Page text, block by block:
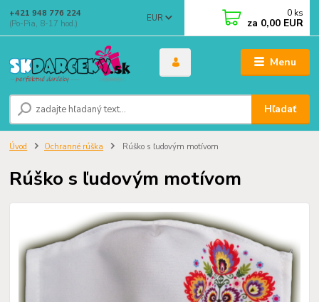
Menu
EUR
Hľadať
+421 948 776 224
(Po-Pia, 8-17 hod.)
0 ks
za 0,00 EUR
Úvod Ochranné rúška Rúško s ľudovým motívom
Rúško s ľudovým motívom